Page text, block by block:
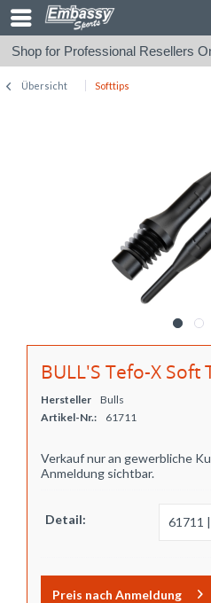
Shop for Professional Resellers
Übersicht Softtips
BULL'S Tefo-X Soft
Hersteller
Bulls
Artikel-Nr.:
61711
Verkauf nur an gewerbliche
Anmeldung sichtbar.
Detail:
Preis nach Anmeldung